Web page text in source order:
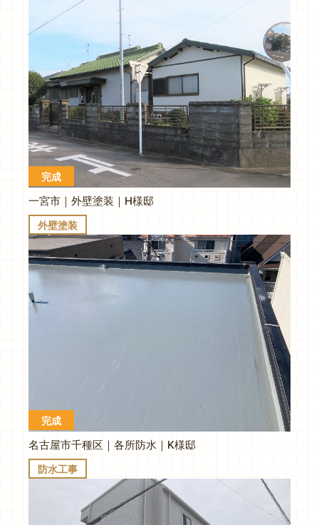
完成
一宮市｜外壁塗装｜H様邸
外壁塗装
完成
名古屋市千種区｜各所防水｜K様邸
防水工事